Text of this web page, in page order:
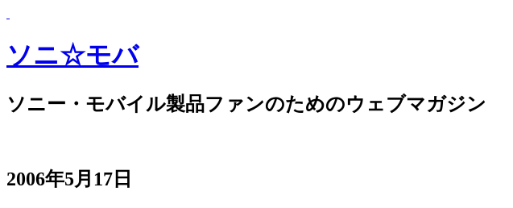
ソニ☆モバ
ソニー・モバイル製品ファンのためのウェブマガジン
2006年5月17日